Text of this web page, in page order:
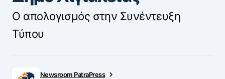
Ο απολογισμός στην Συνέντευξη
Τύπου
Newsroom PatraPress